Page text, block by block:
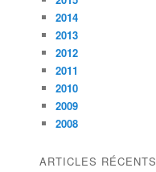
2014
2013
2012
2011
2010
2009
2008
ARTICLES RÉCENTS